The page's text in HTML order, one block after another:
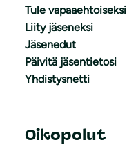
Tule vapaaehtoiseksi
Liity jäseneksi
Jäsenedut
Päivitä jäsentietosi
Yhdistysnetti
Oikopolut